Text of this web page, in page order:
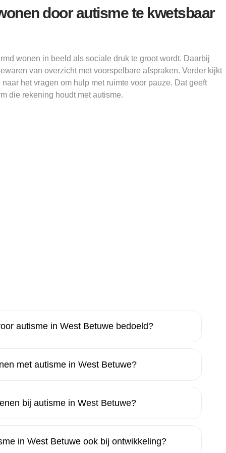
door autisme te kwetsbaar
wonen in beeld als sociale druk te groot wordt. Daarbij
van overzicht met voorspelbare afspraken. Verder kijkt
het vragen om hulp met ruimte voor pauze. Dat geeft
die rekening houdt met autisme.
autisme in West Betuwe bedoeld?
met autisme in West Betuwe?
bij autisme in West Betuwe?
in West Betuwe ook bij ontwikkeling?